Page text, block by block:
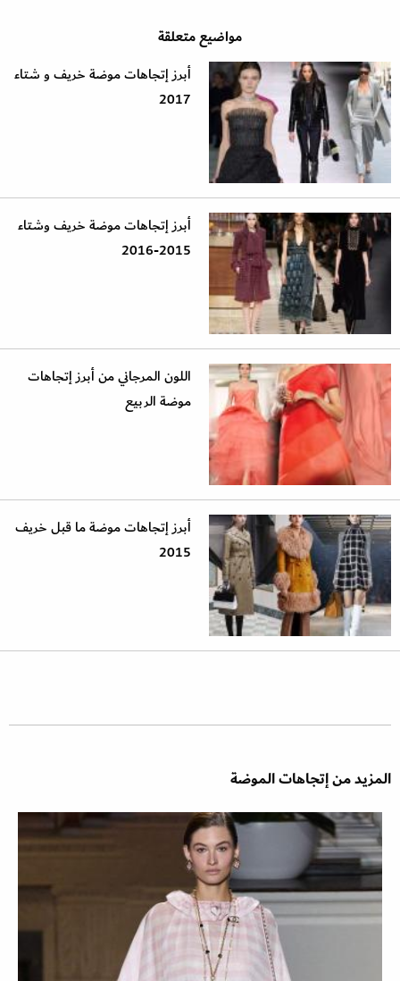
مواضيع متعلقة
أبرز إتجاهات موضة خريف و شتاء
2017
أبرز إتجاهات موضة خريف وشتاء
2015-2016
اللون المرجاني من أبرز إتجاهات
موضة الربيع
أبرز إتجاهات موضة ما قبل خريف
2015
المزيد من إتجاهات الموضة